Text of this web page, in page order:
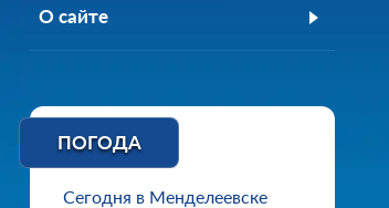
О сайте
ПОГОДА
Сегодня в Менделеевске